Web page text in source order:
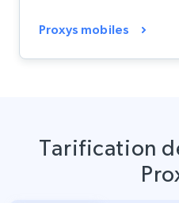
Proxys mobiles
Tarification